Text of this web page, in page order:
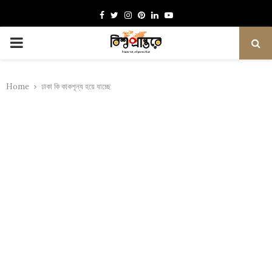
Facebook
TwitterInstagram
Pinterest
LinkedinYoutube
PRIMARY
Home ঢাকা কি কাকশূন্য হয়ে যাচ্ছে